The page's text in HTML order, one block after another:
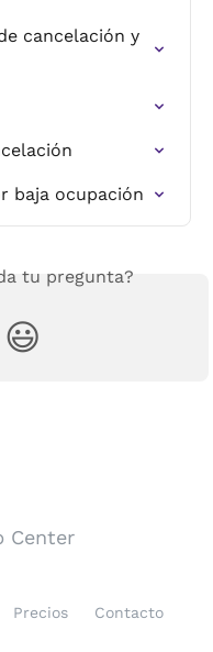
cancelación y
baja ocupación
tu pregunta?
😃
Precios Contacto